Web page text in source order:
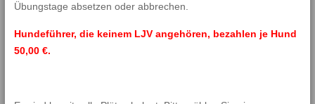
Übungstage absetzen oder abbrechen.
Hundeführer, die keinem LJV angehören, bezahlen je Hund
50,00 €.